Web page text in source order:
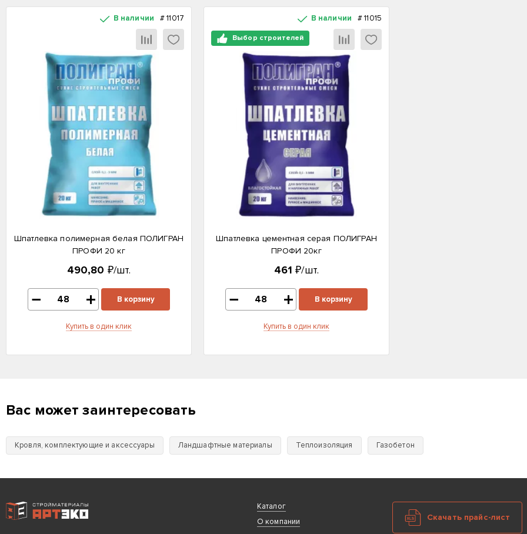
В наличии #11017
Шпатлевка полимерная белая ПОЛИГРАН
ПРОФИ 20 кг
490,80 ₽/шт.
В корзину
Купить в один клик
Выбор строителей
В наличии #11015
Шпатлевка цементная серая ПОЛИГРАН
ПРОФИ 20кг
461 ₽/шт.
В корзину
Купить в один клик
Вас может заинтересовать
Кровля, комплектующие и аксессуары Ландшафтные материалы Теплоизоляция Газобетон
Интернет-магазин строительных материалов «АРТЭКО»
Каталог
О компании
Скачать прайс-лист